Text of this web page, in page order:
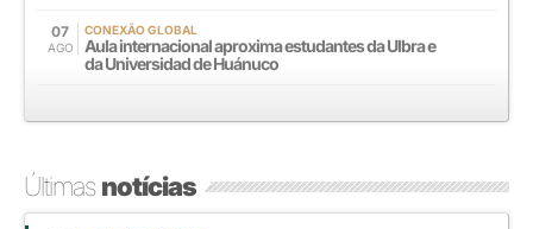
07
AGO
CONEXÃO GLOBAL
Aula internacional aproxima estudantes da Ulbra e
da Universidad de Huánuco
Últimasnotícias